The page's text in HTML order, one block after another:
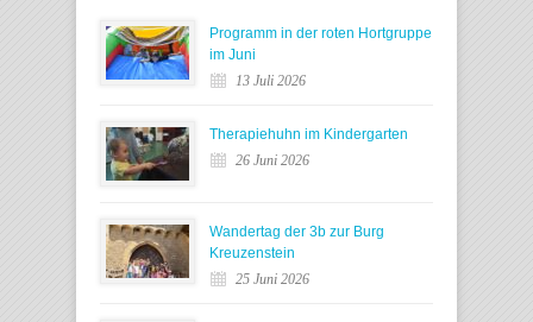
Programm in der roten Hortgruppe
im Juni
13 Juli 2026
Therapiehuhn im Kindergarten
26 Juni 2026
Wandertag der 3b zur Burg
Kreuzenstein
25 Juni 2026